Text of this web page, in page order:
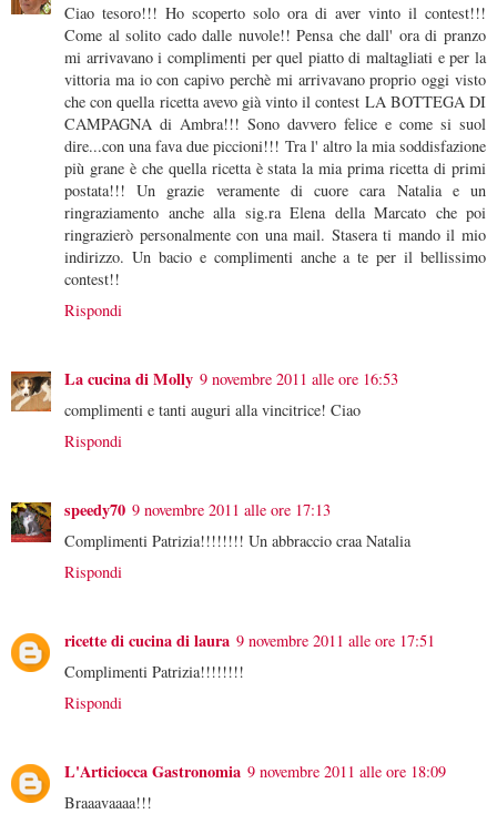
Ciao tesoro!!! Ho scoperto solo ora di aver vinto il contest!!!
Come al solito cado dalle nuvole!! Pensa che dall' ora di pranzo
mi arrivavano i complimenti per quel piatto di maltagliati e per la
vittoria ma io con capivo perchè mi arrivavano proprio oggi visto
che con quella ricetta avevo già vinto il contest LA BOTTEGA DI
CAMPAGNA di Ambra!!! Sono davvero felice e come si suol
dire...con una fava due piccioni!!! Tra l' altro la mia soddisfazione
più grane è che quella ricetta è stata la mia prima ricetta di primi
postata!!! Un grazie veramente di cuore cara Natalia e un
ringraziamento anche alla sig.ra Elena della Marcato che poi
ringrazierò personalmente con una mail. Stasera ti mando il mio
indirizzo. Un bacio e complimenti anche a te per il bellissimo
contest!!
Rispondi
La cucina di Molly 9 novembre 2011 alle ore 16:53
complimenti e tanti auguri alla vincitrice! Ciao
Rispondi
speedy70 9 novembre 2011 alle ore 17:13
Complimenti Patrizia!!!!!!!! Un abbraccio craa Natalia
Rispondi
ricette di cucina di laura 9 novembre 2011 alle ore 17:51
Complimenti Patrizia!!!!!!!!
Rispondi
L'Articiocca Gastronomia 9 novembre 2011 alle ore 18:09
Braaavaaaa!!!